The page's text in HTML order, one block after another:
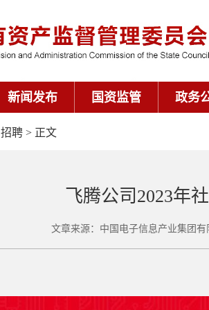
新闻发布 国资监管 政务
招聘 > 正文
飞腾公司2023年
文章来源：中国电子信息产业集团